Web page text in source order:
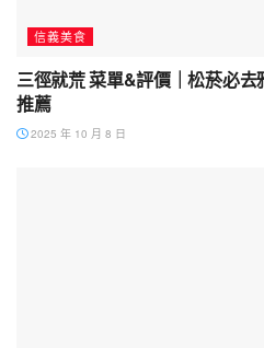
信義美食
三徑就荒 菜單&評價｜松菸必
推薦
2025 年 10 月 8 日